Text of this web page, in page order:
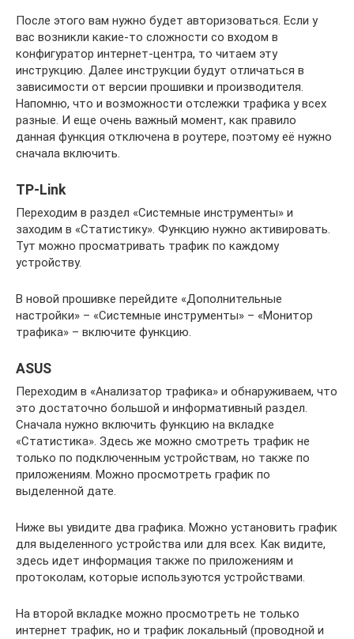
После этого вам нужно будет авторизоваться. Если у
вас возникли какие-то сложности со входом в
конфигуратор интернет-центра, то читаем эту
инструкцию. Далее инструкции будут отличаться в
зависимости от версии прошивки и производителя.
Напомню, что и возможности отслежки трафика у всех
разные. И еще очень важный момент, как правило
данная функция отключена в роутере, поэтому её нужно
сначала включить.
TP-Link
Переходим в раздел «Системные инструменты» и
заходим в «Статистику». Функцию нужно активировать.
Тут можно просматривать трафик по каждому
устройству.
В новой прошивке перейдите «Дополнительные
настройки» – «Системные инструменты» – «Монитор
трафика» – включите функцию.
ASUS
Переходим в «Анализатор трафика» и обнаруживаем, что
это достаточно большой и информативный раздел.
Сначала нужно включить функцию на вкладке
«Статистика». Здесь же можно смотреть трафик не
только по подключенным устройствам, но также по
приложениям. Можно просмотреть график по
выделенной дате.
Ниже вы увидите два графика. Можно установить график
для выделенного устройства или для всех. Как видите,
здесь идет информация также по приложениям и
протоколам, которые используются устройствами.
На второй вкладке можно просмотреть не только
интернет трафик, но и трафик локальный (проводной и